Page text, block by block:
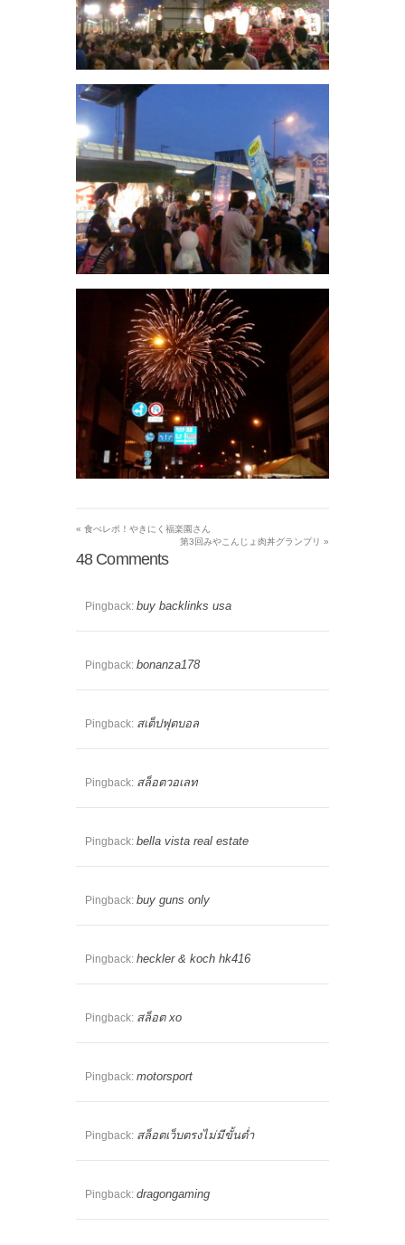
« 食べレポ！やきにく福楽園さん
第3回みやこんじょ肉丼グランプリ »
48Comments
Pingback: buy backlinks usa
Pingback: bonanza178
Pingback: สเต็ปฟุตบอล
Pingback: สล็อตวอเลท
Pingback: bella vista real estate
Pingback: buy guns only
Pingback: heckler & koch hk416
Pingback: สล็อต xo
Pingback: motorsport
Pingback: สล็อตเว็บตรงไม่มีขั้นต่ำ
Pingback: dragongaming